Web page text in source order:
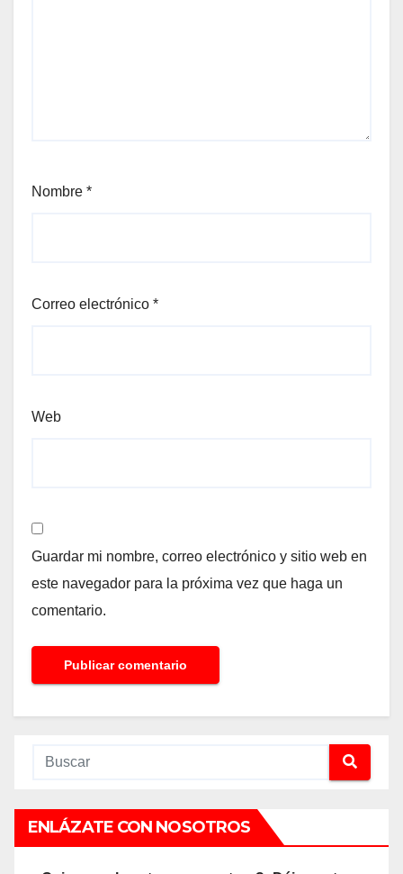
Nombre *
Correo electrónico *
Web
Guardar mi nombre, correo electrónico y sitio web en
este navegador para la próxima vez que haga un
comentario.
ENLÁZATE CON NOSOTROS